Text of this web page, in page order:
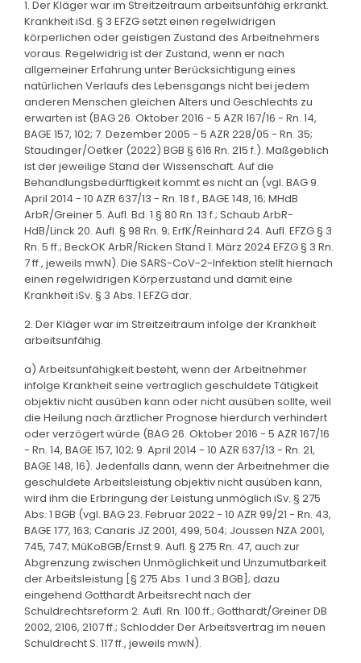
1. Der Kläger war im Streitzeitraum arbeitsunfähig erkrankt.
Krankheit iSd. § 3 EFZG setzt einen regelwidrigen
körperlichen oder geistigen Zustand des Arbeitnehmers
voraus. Regelwidrig ist der Zustand, wenn er nach
allgemeiner Erfahrung unter Berücksichtigung eines
natürlichen Verlaufs des Lebensgangs nicht bei jedem
anderen Menschen gleichen Alters und Geschlechts zu
erwarten ist (BAG 26. Oktober 2016 - 5 AZR 167/16 - Rn. 14,
BAGE 157, 102; 7. Dezember 2005 - 5 AZR 228/05 - Rn. 35;
Staudinger/Oetker (2022) BGB § 616 Rn. 215 f.). Maßgeblich
ist der jeweilige Stand der Wissenschaft. Auf die
Behandlungsbedürftigkeit kommt es nicht an (vgl. BAG 9.
April 2014 - 10 AZR 637/13 - Rn. 18 f., BAGE 148, 16; MHdB
ArbR/Greiner 5. Aufl. Bd. 1 § 80 Rn. 13 f.; Schaub ArbR-
HdB/Linck 20. Aufl. § 98 Rn. 9; ErfK/Reinhard 24. Aufl. EFZG § 3
Rn. 5 ff.; BeckOK ArbR/Ricken Stand 1. März 2024 EFZG § 3 Rn.
7 ff., jeweils mwN). Die SARS-CoV-2-Infektion stellt hiernach
einen regelwidrigen Körperzustand und damit eine
Krankheit iSv. § 3 Abs. 1 EFZG dar.
2. Der Kläger war im Streitzeitraum infolge der Krankheit
arbeitsunfähig.
a) Arbeitsunfähigkeit besteht, wenn der Arbeitnehmer
infolge Krankheit seine vertraglich geschuldete Tätigkeit
objektiv nicht ausüben kann oder nicht ausüben sollte, weil
die Heilung nach ärztlicher Prognose hierdurch verhindert
oder verzögert würde (BAG 26. Oktober 2016 - 5 AZR 167/16
- Rn. 14, BAGE 157, 102; 9. April 2014 - 10 AZR 637/13 - Rn. 21,
BAGE 148, 16). Jedenfalls dann, wenn der Arbeitnehmer die
geschuldete Arbeitsleistung objektiv nicht ausüben kann,
wird ihm die Erbringung der Leistung unmöglich iSv. § 275
Abs. 1 BGB (vgl. BAG 23. Februar 2022 - 10 AZR 99/21 - Rn. 43,
BAGE 177, 163; Canaris JZ 2001, 499, 504; Joussen NZA 2001,
745, 747; MüKoBGB/Ernst 9. Aufl. § 275 Rn. 47, auch zur
Abgrenzung zwischen Unmöglichkeit und Unzumutbarkeit
der Arbeitsleistung [§ 275 Abs. 1 und 3 BGB]; dazu
eingehend Gotthardt Arbeitsrecht nach der
Schuldrechtsreform 2. Aufl. Rn. 100 ff.; Gotthardt/Greiner DB
2002, 2106, 2107 ff.; Schlodder Der Arbeitsvertrag im neuen
Schuldrecht S. 117 ff., jeweils mwN).